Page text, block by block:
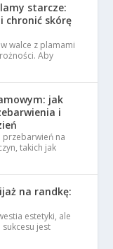
starcze:
chronić skórę
walce z plamami
Aby
jak
i
na
takich jak
na randkę:
estetyki, ale
jest